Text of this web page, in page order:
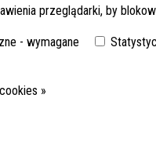
MIEJSCE: 38442
WYMAGANY JĘZYK
przeglądarki, by
- wymagane
»